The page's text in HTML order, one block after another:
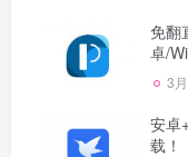
免翻
卓/
3
安卓
载！